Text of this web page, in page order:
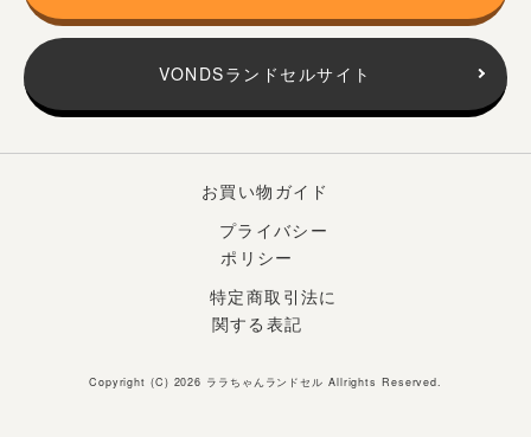
VONDSランドセルサイト
お買い物ガイド
プライバシー
ポリシー
特定商取引法に
関する表記
Copyright (C) 2026 ララちゃんランドセル Allrights Reserved.